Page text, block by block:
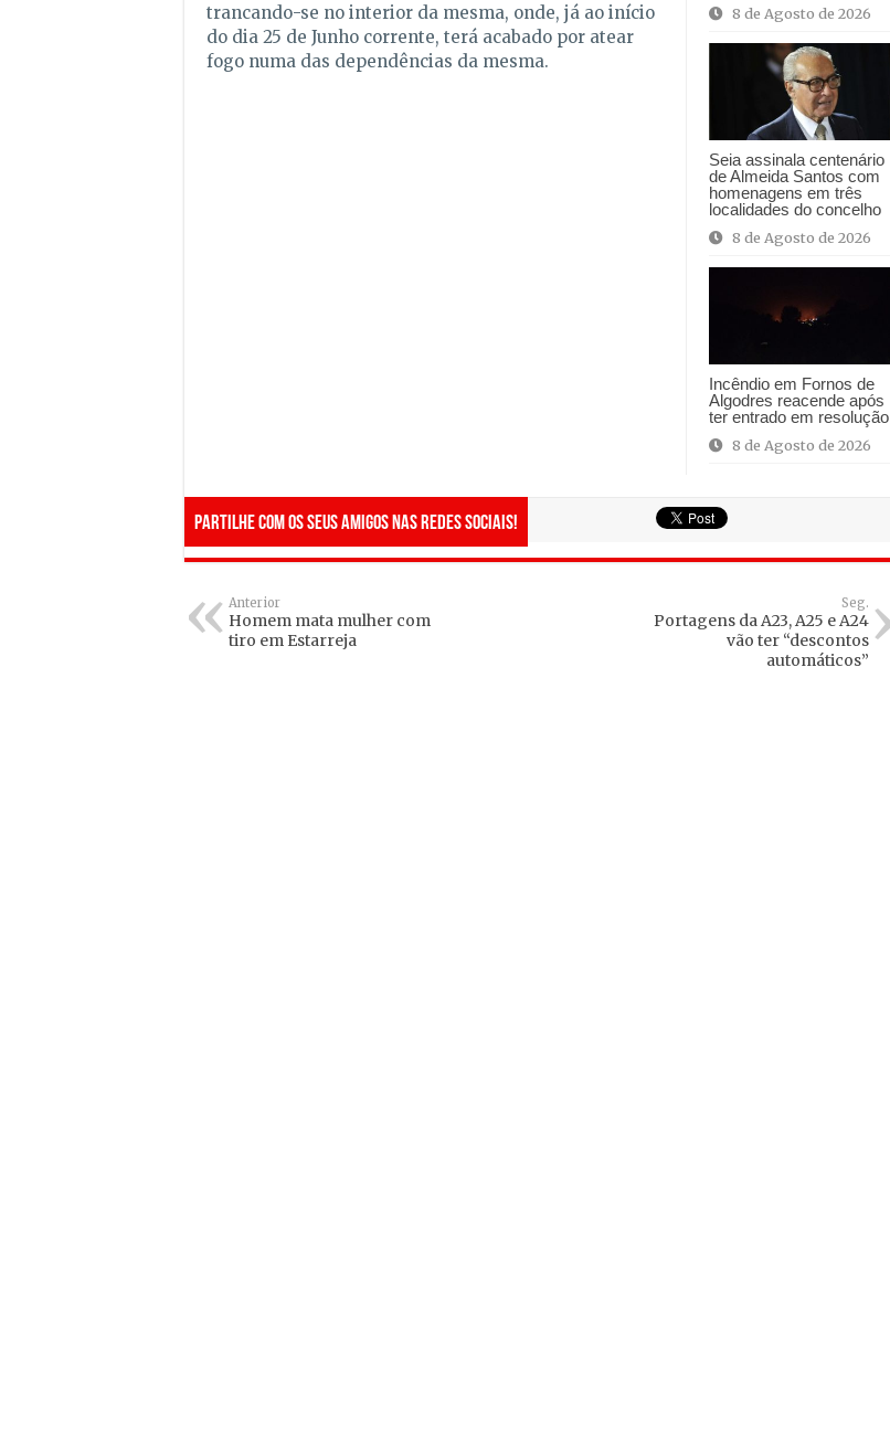
8 de Agosto de 2026
Seia assinala centenário
de Almeida Santos com
homenagens em três
localidades do concelho
8 de Agosto de 2026
Incêndio em Fornos de
Algodres reacende após
ter entrado em resolução
8 de Agosto de 2026
trancando-se no interior da mesma, onde, já ao início
do dia 25 de Junho corrente, terá acabado por atear
fogo numa das dependências da mesma.
Partilhe com os seus amigos nas redes sociais!
Anterior
Homem mata mulher com
tiro em Estarreja
Seg.
Portagens da A23, A25 e A24
vão ter “descontos
automáticos”